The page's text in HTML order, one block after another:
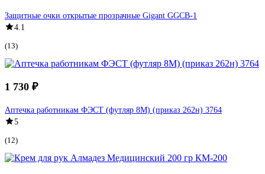
Защитные очки открытые прозрачные Gigant GGСB-1
4.1
(13)
1 730 ₽
Аптечка работникам ФЭСТ (футляр 8М) (приказ 262н) 3764
5
(12)